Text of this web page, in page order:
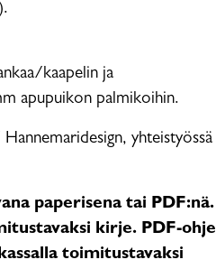
kaapelin ja
apupuikon palmikoihin.
yhteistyössä
paperisena tai PDF:nä.
kirje. PDF-ohje
toimitustavaksi